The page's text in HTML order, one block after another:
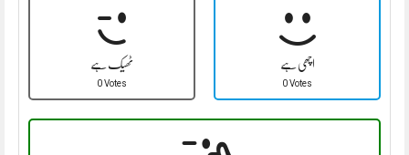
ٹھیک ہے
0 Votes
اچھی ہے
0 Votes